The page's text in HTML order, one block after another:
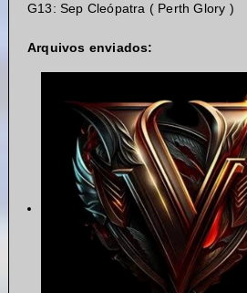
G13: Sep Cleópatra ( Perth Glory )
Arquivos enviados: